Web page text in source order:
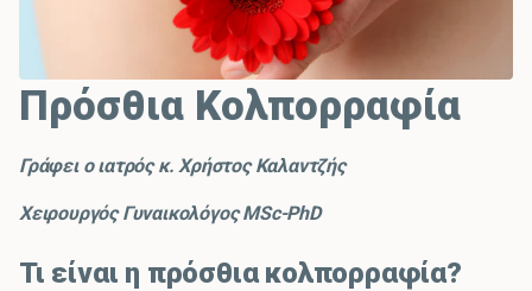
Πρόσθια Κολπορραφία
Γράφει ο ιατρός κ. Χρήστος Καλαντζής
Χειρουργός Γυναικολόγος MSc-PhD
Τι είναι η πρόσθια κολπορραφία?